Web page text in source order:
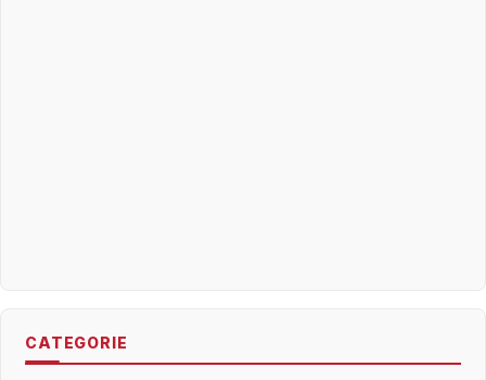
CATEGORIE